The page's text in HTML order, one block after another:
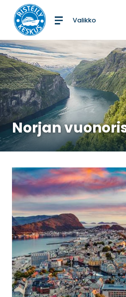
Etusivulle
Valikko
Norjan